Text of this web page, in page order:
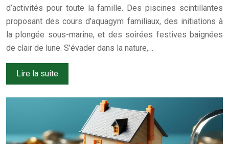
d’activités pour toute la famille. Des piscines scintillantes
proposant des cours d’aquagym familiaux, des initiations à
la plongée sous-marine, et des soirées festives baignées
de clair de lune. S’évader dans la nature,…
Lire la suite